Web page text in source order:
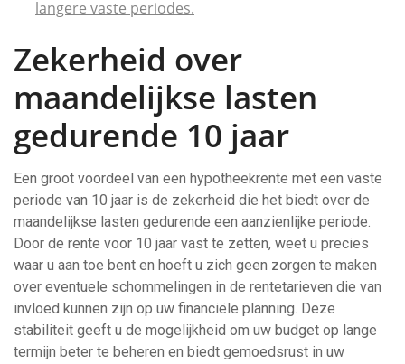
langere vaste periodes.
Zekerheid over
maandelijkse lasten
gedurende 10 jaar
Een groot voordeel van een hypotheekrente met een vaste
periode van 10 jaar is de zekerheid die het biedt over de
maandelijkse lasten gedurende een aanzienlijke periode.
Door de rente voor 10 jaar vast te zetten, weet u precies
waar u aan toe bent en hoeft u zich geen zorgen te maken
over eventuele schommelingen in de rentetarieven die van
invloed kunnen zijn op uw financiële planning. Deze
stabiliteit geeft u de mogelijkheid om uw budget op lange
termijn beter te beheren en biedt gemoedsrust in uw